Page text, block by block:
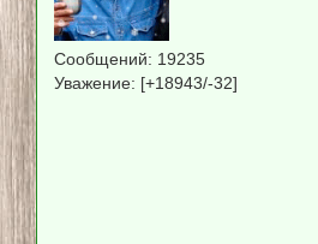
Сообщений: 19235
Уважение: [+18943/-32]